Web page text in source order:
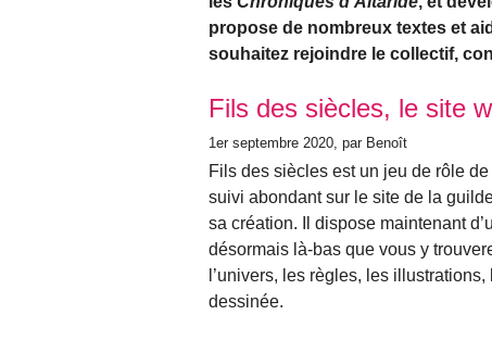
propose de nombreux textes et
souhaitez rejoindre le collectif,
Articles les plus récents
Fils des siècles, le site
1er septembre 2020 , par Benoît
Fils des siècles est un jeu de rôle
suivi abondant sur le site de la
sa création. Il dispose maintenant
désormais là-bas que vous y
l’univers, les règles, les
dessinée.